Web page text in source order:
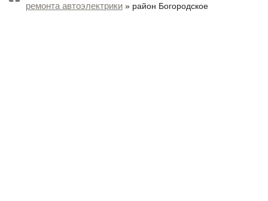
ремонта автоэлектрики » район Богородское